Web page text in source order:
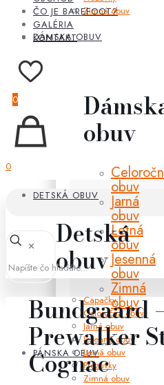
Zimná obuv
DÁMSKA OBUV
obuv
obuv
Jarná
obuv
Letná
obuv
Jesenná
obuv
Zimná
obuv
PÁNSKA OBUV
ČO JE BAREFOOT?
GALÉRIA
KONTAKT
0
0
DETSKÁ OBUV
Detská
obuv
Capačky
Celoročná obuv
Jarná obuv
Jesenná obuv
Letná obuv
Prezuvky
Zimná obuv
✕
Bundgaard
Prewalker
Cognac